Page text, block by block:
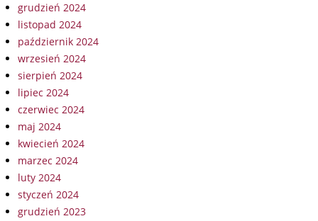
grudzień 2024
listopad 2024
październik 2024
wrzesień 2024
sierpień 2024
lipiec 2024
czerwiec 2024
maj 2024
kwiecień 2024
marzec 2024
luty 2024
styczeń 2024
grudzień 2023